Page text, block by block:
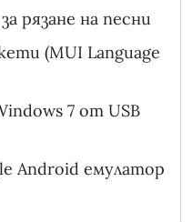
рязане на песни
(MUI Language
7 от USB
Android емулатор